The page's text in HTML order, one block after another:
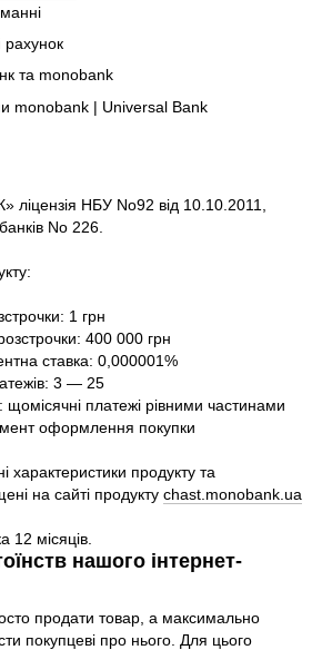
рахунок
та monobank
monobank | Universal Bank
НБУ No92 від 10.10.2011,
No 226.
1 грн
400 000 грн
ставка: 0,000001%
3 — 25
платежі рівними частинами
оформлення покупки
характеристики продукту та
на сайті продукту chast.monobank.ua
12 місяців.
нашого інтернет-
продати товар, а максимально
покупцеві про нього. Для цього